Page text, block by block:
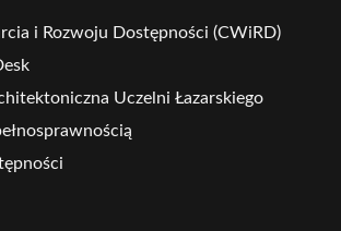
i Rozwoju Dostępności (CWiRD)
Uczelni Łazarskiego